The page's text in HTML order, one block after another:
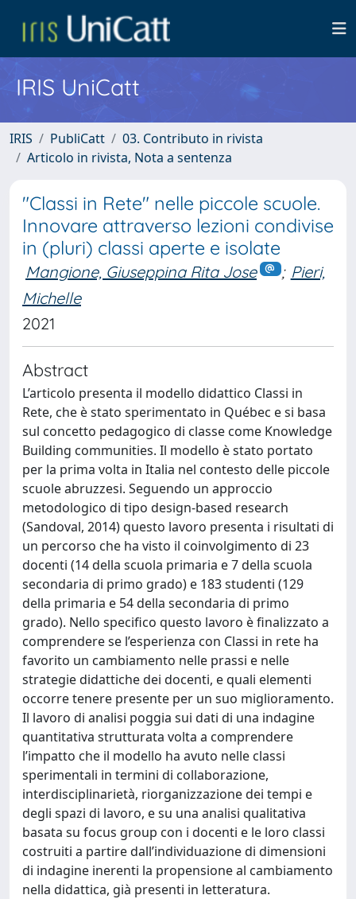
IRIS UniCatt
IRIS PubliCatt
03. Contributo in rivista
Articolo in rivista, Nota a sentenza
"Classi in Rete" nelle piccole scuole.
Innovare attraverso lezioni condivise
in (pluri) classi aperte e isolate
Mangione, Giuseppina Rita Jose ; Pieri,
Michelle
2021
Abstract
L’articolo presenta il modello didattico Classi in
Rete, che è stato sperimentato in Québec e si basa
sul concetto pedagogico di classe come Knowledge
Building communities. Il modello è stato portato
per la prima volta in Italia nel contesto delle piccole
scuole abruzzesi. Seguendo un approccio
metodologico di tipo design-based research
(Sandoval, 2014) questo lavoro presenta i risultati di
un percorso che ha visto il coinvolgimento di 23
docenti (14 della scuola primaria e 7 della scuola
secondaria di primo grado) e 183 studenti (129
della primaria e 54 della secondaria di primo
grado). Nello specifico questo lavoro è finalizzato a
comprendere se l’esperienza con Classi in rete ha
favorito un cambiamento nelle prassi e nelle
strategie didattiche dei docenti, e quali elementi
occorre tenere presente per un suo miglioramento.
Il lavoro di analisi poggia sui dati di una indagine
quantitativa strutturata volta a comprendere
l’impatto che il modello ha avuto nelle classi
sperimentali in termini di collaborazione,
interdisciplinarietà, riorganizzazione dei tempi e
degli spazi di lavoro, e su una analisi qualitativa
basata su focus group con i docenti e le loro classi
costruiti a partire dall’individuazione di dimensioni
di indagine inerenti la propensione al cambiamento
nella didattica, già presenti in letteratura.